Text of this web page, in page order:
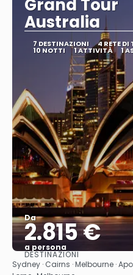
Grand Tour
Australia
7 DESTINAZIONI 4 RETE DI
10 NOTTI 1 ATTIVITÀ 1
Da
2.815 €
a persona
Vedere
DESTINAZIONI
Sydney · Cairns · Melbourne ·